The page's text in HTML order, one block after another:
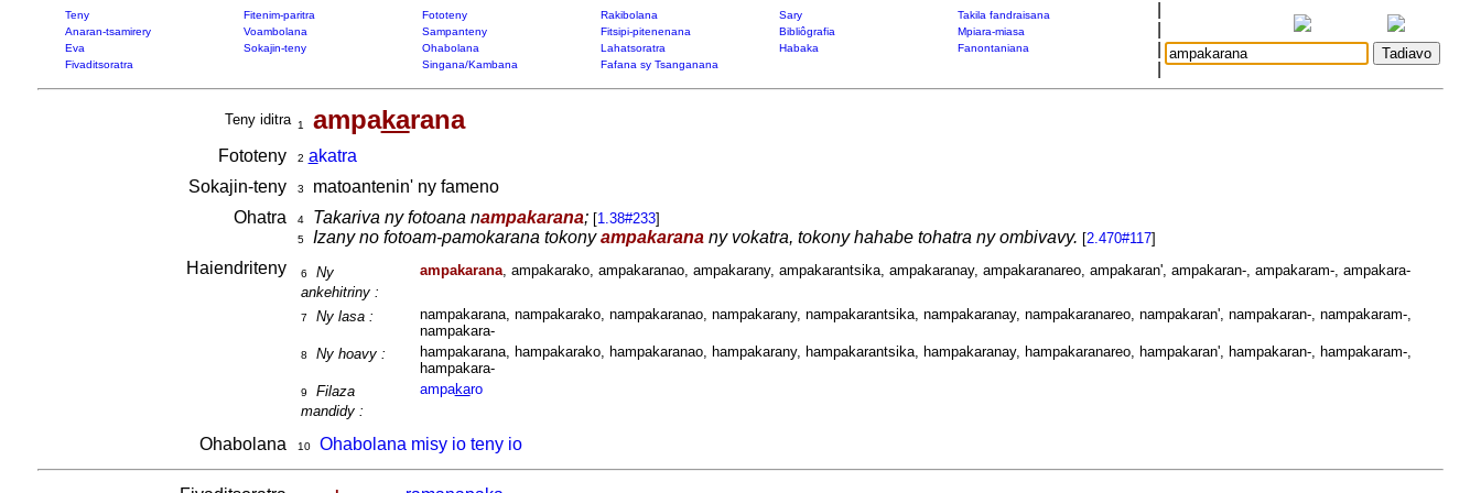
Teny Fitenim-paritra Fototeny Rakibolana Sary
Takila fandraisana
Anaran-tsamirery
Voambolana Sampanteny Fitsipi-pitenenana Bibliôgrafia
Mpiara-miasa
Eva
Sokajin-teny Ohabolana Lahatsoratra Habaka
Fanontaniana
Fivaditsoratra
Singana/Kambana Fafana sy Tsanganana
Teny iditra 1 ampakarana
Fototeny 2 akatra
Sokajin-teny
3
matoantenin' ny fameno
Ohatra
4 Takariva ny fotoana nampakarana; [1.38#233]
5 Izany no fotoam-pamokarana tokonyampakaranany vokatra, tokony hahabe tohatra ny ombivavy. [2.470#117]
Haiendriteny 6
Ny
ankehitriny :
ampakarana, ampakarako, ampakaranao, ampakarany, ampakarantsika, ampakaranay, ampakaranareo, ampakaran', ampakaran-, ampakaram-, ampakara-
7 Ny lasa :
nampakarana, nampakarako, nampakaranao, nampakarany, nampakarantsika, nampakaranay, nampakaranareo, nampakaran', nampakaran-, nampakaram-,
nampakara-
8 Ny hoavy :
hampakarana, hampakarako, hampakaranao, hampakarany, hampakarantsika, hampakaranay, hampakaranareo, hampakaran', hampakaran-, hampakaram-,
hampakara-
9
Filaza
mandidy :
ampakaro
Ohabolana 10 Ohabolana misy io teny io